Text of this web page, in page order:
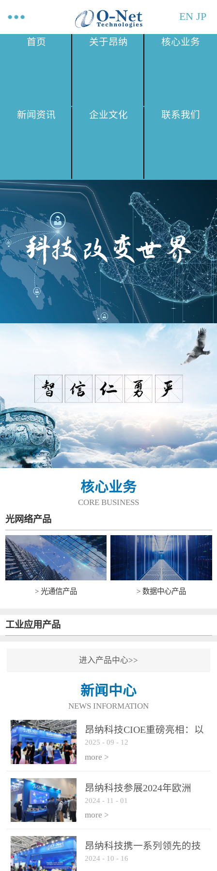
EN JP
首页 关于昂纳 核心业务
新闻资讯 企业文化 联系我们
核心业务
CORE BUSINESS
光网络产品
> 光通信产品 > 数据中心产品
工业应用产品
进入产品中心>>
新闻中心
NEWS INFORMATION
昂纳科技CIOE重磅亮相：以
光通信创新引擎，驱动AI与
算力互联新时代
2025 - 09 - 12
more >
昂纳科技参展2024年欧洲
ECOC展会
2024 - 11 - 01
more >
昂纳科技携一系列领先的技
术平台和优秀产品参展2024
2024 - 10 - 16